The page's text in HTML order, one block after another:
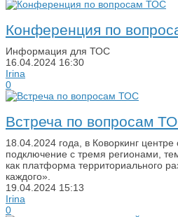
Конференция по
Информация для ТОС
16.04.2024 16:30
Irina
0
Встреча по вопросам
18.04.2024 года, в Коворкинг
подключение с тремя регионами,
как платформа территориального
каждого».
19.04.2024 15:13
Irina
0